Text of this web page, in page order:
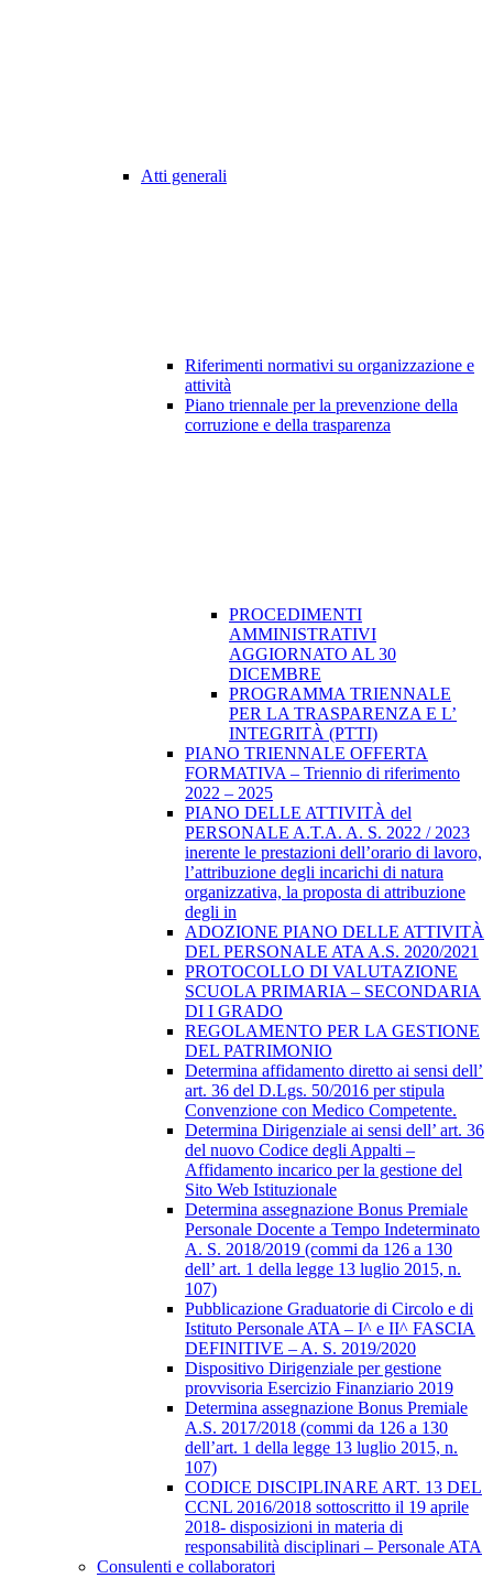
Atti generali
Riferimenti normativi su organizzazione e
attività
Piano triennale per la prevenzione della
corruzione e della trasparenza
PROCEDIMENTI
AMMINISTRATIVI
AGGIORNATO AL 30
DICEMBRE
PROGRAMMA TRIENNALE
PER LA TRASPARENZA E L’
INTEGRITÀ (PTTI)
PIANO TRIENNALE OFFERTA
FORMATIVA – Triennio di riferimento
2022 – 2025
PIANO DELLE ATTIVITÀ del
PERSONALE A.T.A. A. S. 2022 / 2023
inerente le prestazioni dell’orario di lavoro,
l’attribuzione degli incarichi di natura
organizzativa, la proposta di attribuzione
degli in
ADOZIONE PIANO DELLE ATTIVITÀ
DEL PERSONALE ATA A.S. 2020/2021
PROTOCOLLO DI VALUTAZIONE
SCUOLA PRIMARIA – SECONDARIA
DI I GRADO
REGOLAMENTO PER LA GESTIONE
DEL PATRIMONIO
Determina affidamento diretto ai sensi dell’
art. 36 del D.Lgs. 50/2016 per stipula
Convenzione con Medico Competente.
Determina Dirigenziale ai sensi dell’ art. 36
del nuovo Codice degli Appalti –
Affidamento incarico per la gestione del
Sito Web Istituzionale
Determina assegnazione Bonus Premiale
Personale Docente a Tempo Indeterminato
A. S. 2018/2019 (commi da 126 a 130
dell’ art. 1 della legge 13 luglio 2015, n.
107)
Pubblicazione Graduatorie di Circolo e di
Istituto Personale ATA – I^ e II^ FASCIA
DEFINITIVE – A. S. 2019/2020
Dispositivo Dirigenziale per gestione
provvisoria Esercizio Finanziario 2019
Determina assegnazione Bonus Premiale
A.S. 2017/2018 (commi da 126 a 130
dell’art. 1 della legge 13 luglio 2015, n.
107)
CODICE DISCIPLINARE ART. 13 DEL
CCNL 2016/2018 sottoscritto il 19 aprile
2018- disposizioni in materia di
responsabilità disciplinari – Personale ATA
Consulenti e collaboratori